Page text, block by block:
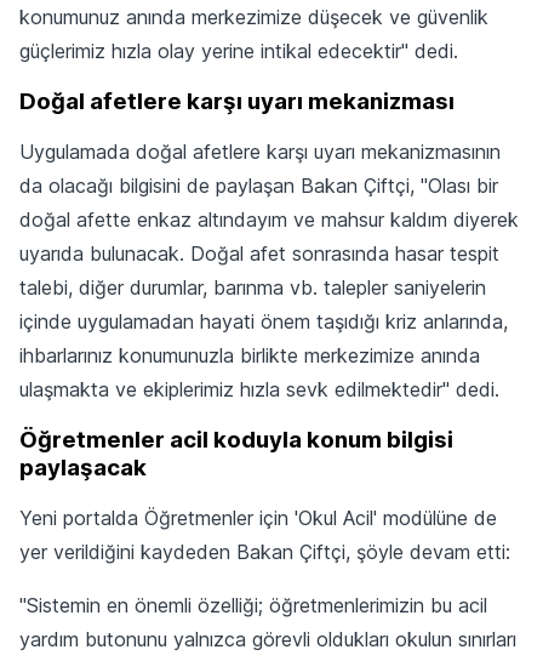
konumunuz anında merkezimize düşecek ve güvenlik
güçlerimiz hızla olay yerine intikal edecektir" dedi.
Doğal afetlere karşı uyarı mekanizması
Uygulamada doğal afetlere karşı uyarı mekanizmasının
da olacağı bilgisini de paylaşan Bakan Çiftçi, "Olası bir
doğal afette enkaz altındayım ve mahsur kaldım diyerek
uyarıda bulunacak. Doğal afet sonrasında hasar tespit
talebi, diğer durumlar, barınma vb. talepler saniyelerin
içinde uygulamadan hayati önem taşıdığı kriz anlarında,
ihbarlarınız konumunuzla birlikte merkezimize anında
ulaşmakta ve ekiplerimiz hızla sevk edilmektedir" dedi.
Öğretmenler acil koduyla konum bilgisi
paylaşacak
Yeni portalda Öğretmenler için 'Okul Acil' modülüne de
yer verildiğini kaydeden Bakan Çiftçi, şöyle devam etti:
"Sistemin en önemli özelliği; öğretmenlerimizin bu acil
yardım butonunu yalnızca görevli oldukları okulun sınırları